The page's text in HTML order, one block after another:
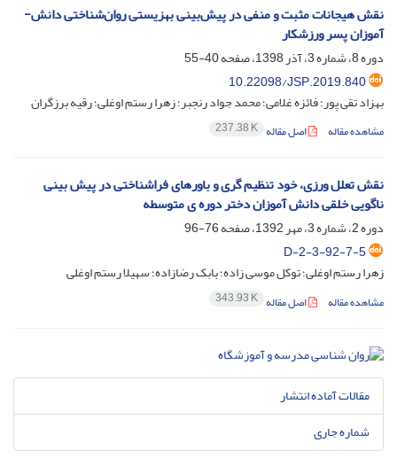
نقش هیجانات مثبت و منفی در پیش‌بینی بهزیستی روان‌شناختی دانش-
آموزان پسر ورزشکار
دوره 8، شماره 3، آذر 1398، صفحه
40-55
10.22098/JSP.2019.840
بهزاد تقی پور؛ فائزه غلامی؛ محمد جواد رنجبر؛ زهرا رستم اوغلی؛ رقیه برزگران
مشاهده مقاله اصل مقاله 237.38 K
نقش تعلل ورزی، خود تنظیم گری و باورهای فراشناختی در پیش بینی
ناگویی خلقی دانش آموزان دختر دوره ی متوسطه
دوره 2، شماره 3، مهر 1392، صفحه
76-96
D-2-3-92-7-5
زهرا رستم اوغلی؛ توکل موسی زاده؛ بابک رضازاده؛ سهیلا رستم اوغلی
مشاهده مقاله اصل مقاله 343.93 K
مقالات آماده انتشار
شماره جاری